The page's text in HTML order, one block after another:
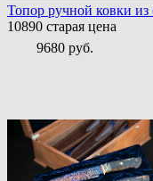
Топор ручной ковки из
10890 старая цена
9680 руб.